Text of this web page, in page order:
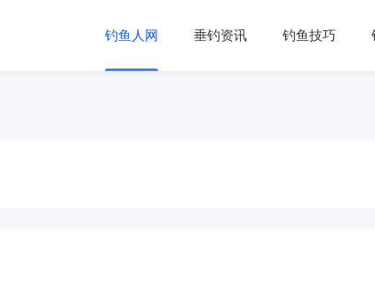
钓鱼人网 垂钓资讯 钓鱼技巧